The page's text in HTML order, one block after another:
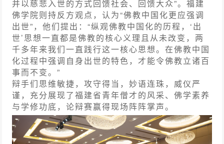
并以慈悲入世的方式回馈社会、回馈大众”。福建
佛学院则持反方观点，认为“佛教中国化更应强调
出世”，他们提出：“纵观佛教中国化的历程，‘出
世’思想一直都是佛教的核心义理且从未改变，两
千多年来我们一直践行这一核心思想。在佛教中国
化过程中强调自身出世的特色，才能令佛教立诸百
事而不变。”
辩手们思维敏捷，攻守得当，妙语连珠，威仪严
谨，充分展现了福建省青年僧才的风采、佛学素养
与学修功底，论辩赛赢得现场阵阵掌声。